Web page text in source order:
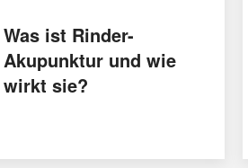
Was ist Rinder-
Akupunktur und wie
wirkt sie?